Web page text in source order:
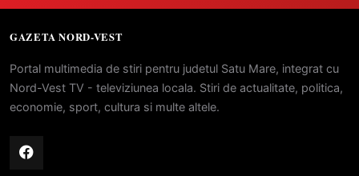
GAZETA NORD-VEST
Portal multimedia de stiri pentru judetul Satu Mare, integrat cu
Nord-Vest TV - televiziunea locala. Stiri de actualitate, politica,
economie, sport, cultura si multe altele.